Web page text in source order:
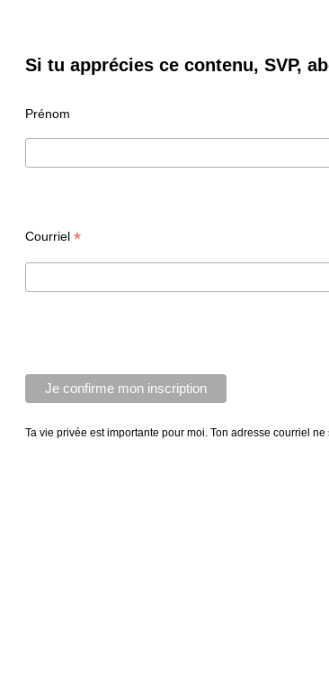
Si tu apprécies ce contenu, SVP,
Prénom
Courriel *
Ta vie privée est importante pour moi. Ton adresse courriel